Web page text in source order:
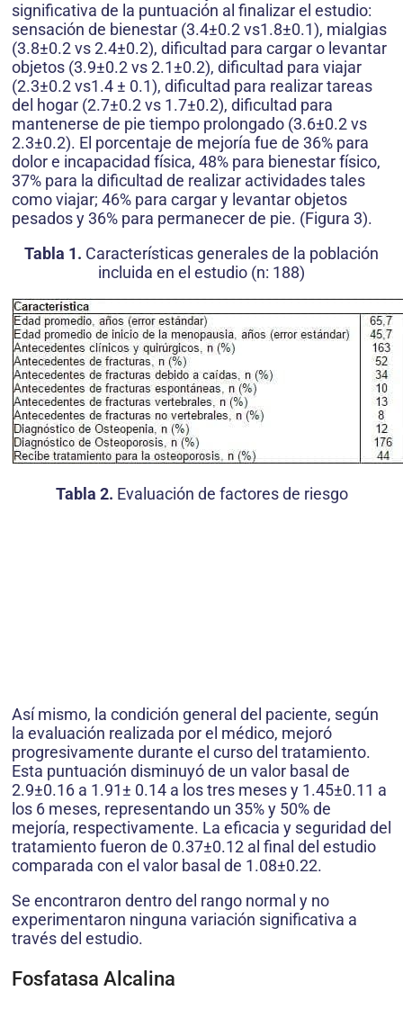
significativa de la puntuación al finalizar el estudio:
sensación de bienestar (3.4±0.2 vs1.8±0.1), mialgias
(3.8±0.2 vs 2.4±0.2), dificultad para cargar o levantar
objetos (3.9±0.2 vs 2.1±0.2), dificultad para viajar
(2.3±0.2 vs1.4 ± 0.1), dificultad para realizar tareas
del hogar (2.7±0.2 vs 1.7±0.2), dificultad para
mantenerse de pie tiempo prolongado (3.6±0.2 vs
2.3±0.2). El porcentaje de mejoría fue de 36% para
dolor e incapacidad física, 48% para bienestar físico,
37% para la dificultad de realizar actividades tales
como viajar; 46% para cargar y levantar objetos
pesados y 36% para permanecer de pie. (Figura 3).
Tabla 1. Características generales de la población
incluida en el estudio (n: 188)
Tabla 2. Evaluación de factores de riesgo
Así mismo, la condición general del paciente, según
la evaluación realizada por el médico, mejoró
progresivamente durante el curso del tratamiento.
Esta puntuación disminuyó de un valor basal de
2.9±0.16 a 1.91± 0.14 a los tres meses y 1.45±0.11 a
los 6 meses, representando un 35% y 50% de
mejoría, respectivamente. La eficacia y seguridad del
tratamiento fueron de 0.37±0.12 al final del estudio
comparada con el valor basal de 1.08±0.22.
Se encontraron dentro del rango normal y no
experimentaron ninguna variación significativa a
través del estudio.
Fosfatasa Alcalina